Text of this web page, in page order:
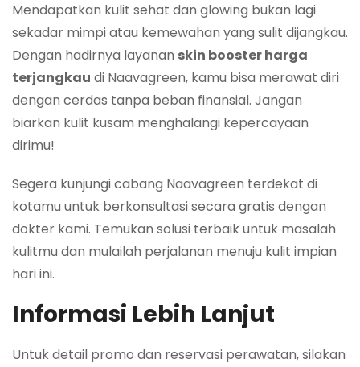
Mendapatkan kulit sehat dan glowing bukan lagi
sekadar mimpi atau kemewahan yang sulit dijangkau.
Dengan hadirnya layanan skin booster harga
terjangkau di Naavagreen, kamu bisa merawat diri
dengan cerdas tanpa beban finansial. Jangan
biarkan kulit kusam menghalangi kepercayaan
dirimu!
Segera kunjungi cabang Naavagreen terdekat di
kotamu untuk berkonsultasi secara gratis dengan
dokter kami. Temukan solusi terbaik untuk masalah
kulitmu dan mulailah perjalanan menuju kulit impian
hari ini.
Informasi Lebih Lanjut
Untuk detail promo dan reservasi perawatan, silakan